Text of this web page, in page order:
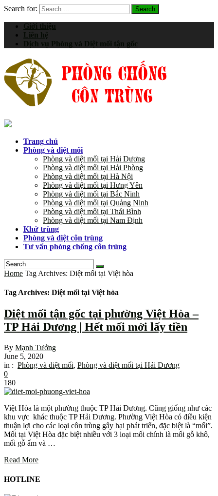
Search for:
Giới thiệu
Liên hệ
Dịch vụ Phòng và Diệt mối tận gốc
Trang chủ
Phòng và diệt mối
Phòng và diệt mối tại Hải Dương
Phòng và diệt mối tại Hải Phòng
Phòng và diệt mối tại Hà Nội
Phòng và diệt mối tại Hưng Yên
Phòng và diệt mối tại Bắc Ninh
Phòng và diệt mối tại Quảng Ninh
Phòng và diệt mối tại Thái Bình
Phòng và diệt mối tại Nam Định
Khử trùng
Phòng và diệt côn trùng
Tư vấn phòng chống côn trùng
Home Tag Archives: Diệt mối tại Việt hòa
Tag Archives: Diệt mối tại Việt hòa
Diệt mối tận gốc tại phường Việt Hòa –
TP Hải Dương | Hết mối mới lấy tiền
By Mạnh Tưởng
June 5, 2020
in : Phòng và diệt mối, Phòng và diệt mối tại Hải Dương
0
180
Việt Hòa là một phường thuộc TP Hải Dương. Cũng giống như các
khu vực khác thuộc TP Hải Dương. Phường Việt Hòa có điều kiện
thuận lợi cho các loại côn trùng gây hại phát triển, đặc biệt là “mối”.
Mối tại Việt Hòa đặc biệt nhiều với 3 loại mối chính là mối gỗ khô,
mối gỗ ẩm và …
Read More
HOTLINE